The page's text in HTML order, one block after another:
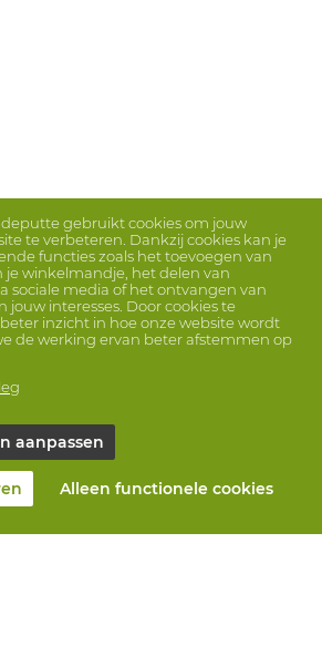
gebruikt cookies om jouw
te verbeteren. Dankzij cookies kan je
functies zoals het toevoegen van
je winkelmandje, het delen van
sociale media of het ontvangen van
jouw interesses. Door cookies te
inzicht in hoe onze website wordt
de werking ervan beter afstemmen op
aanpassen
Alleen functionele cookies